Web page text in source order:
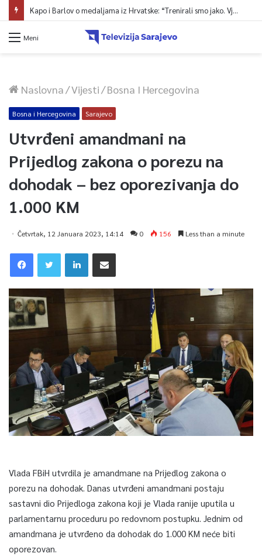
Kapo i Barlov o medaljama iz Hrvatske: “Trenirali smo jako. Vjerovali smo”
Meni
Naslovna/Vijesti/Bosna I Hercegovina
Bosna i Hercegovina Sarajevo
Utvrđeni amandmani na
Prijedlog zakona o porezu na
dohodak – bez oporezivanja do
1.000 KM
Četvrtak, 12 Januara 2023, 14:14 0 156 Less than a minute
Vlada FBiH utvrdila je amandmane na Prijedlog zakona o
porezu na dohodak. Danas utvrđeni amandmani postaju
sastavni dio Prijedloga zakona koji je Vlada ranije uputila u
parlamentarnu proceduru po redovnom postupku. Jednim od
amandmana je utvrđeno da dohodak do 1.000 KM neće biti
oporezovan.